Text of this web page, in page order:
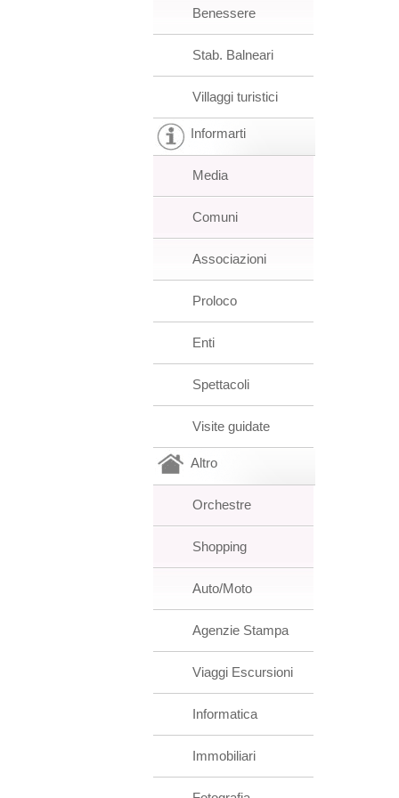
Benessere
Stab. Balneari
Villaggi turistici
Informarti
Media
Comuni
Associazioni
Proloco
Enti
Spettacoli
Visite guidate
Altro
Orchestre
Shopping
Auto/Moto
Agenzie Stampa
Viaggi Escursioni
Informatica
Immobiliari